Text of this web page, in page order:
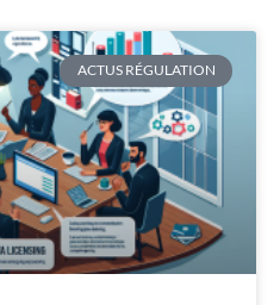
ACTUS RÉGULATION